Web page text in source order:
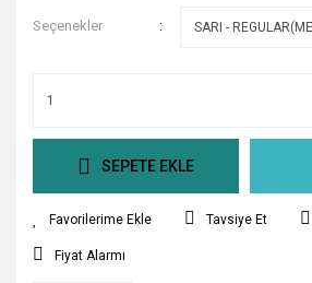
Seçenekler
SEPETE EKLE
Tavsiye Et
Fiyat Alarmı